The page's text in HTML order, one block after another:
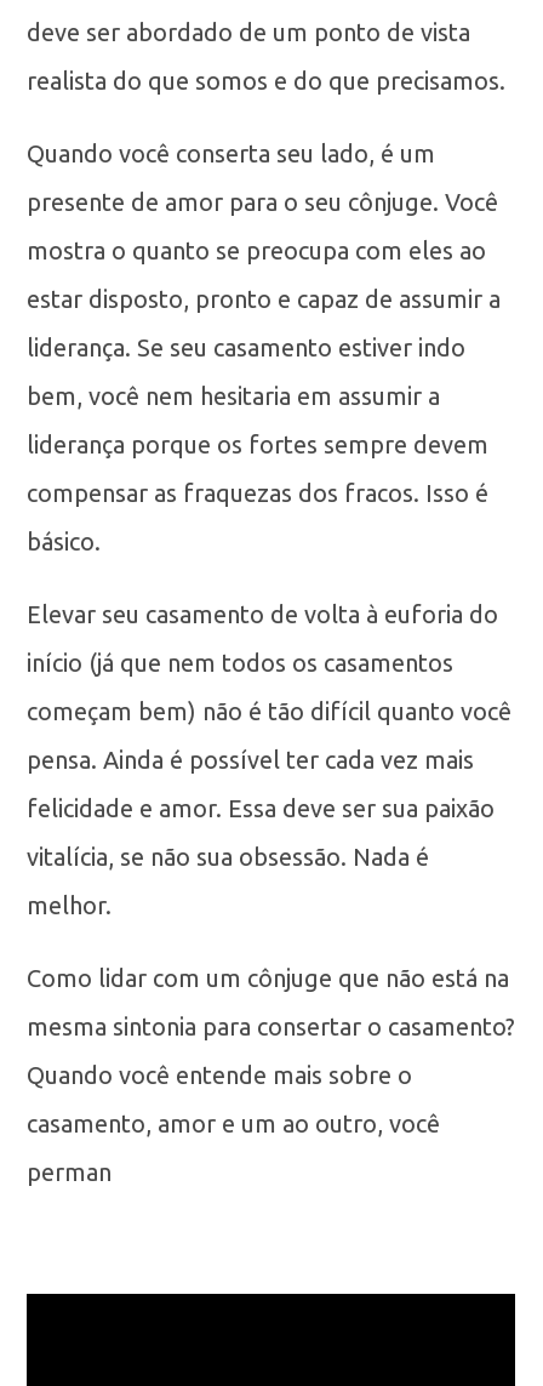
deve ser abordado de um ponto de vista
realista do que somos e do que precisamos.
Quando você conserta seu lado, é um
presente de amor para o seu cônjuge. Você
mostra o quanto se preocupa com eles ao
estar disposto, pronto e capaz de assumir a
liderança. Se seu casamento estiver indo
bem, você nem hesitaria em assumir a
liderança porque os fortes sempre devem
compensar as fraquezas dos fracos. Isso é
básico.
Elevar seu casamento de volta à euforia do
início (já que nem todos os casamentos
começam bem) não é tão difícil quanto você
pensa. Ainda é possível ter cada vez mais
felicidade e amor. Essa deve ser sua paixão
vitalícia, se não sua obsessão. Nada é
melhor.
Como lidar com um cônjuge que não está na
mesma sintonia para consertar o casamento?
Quando você entende mais sobre o
casamento, amor e um ao outro, você
perman